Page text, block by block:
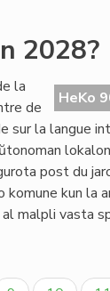
2028?
HeKo
la
de
sur la langue
post du
komune kun la
malpli vasta